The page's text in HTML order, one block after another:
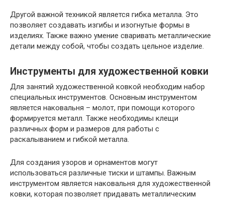
Другой важной техникой является гибка металла. Это
позволяет создавать изгибы и изогнутые формы в
изделиях. Также важно умение сваривать металлические
детали между собой, чтобы создать цельное изделие.
Инструменты для художественной ковки
Для занятий художественной ковкой необходим набор
специальных инструментов. Основным инструментом
является наковальня – молот, при помощи которого
формируется металл. Также необходимы клещи
различных форм и размеров для работы с
раскалыванием и гибкой металла.
Для создания узоров и орнаментов могут
использоваться различные тиски и штампы. Важным
инструментом является наковальня для художественной
ковки, которая позволяет придавать металлическим